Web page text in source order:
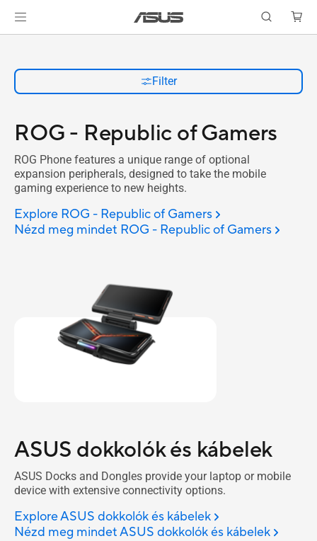
Filter
ROG - Republic of Gamers
ROG Phone features a unique range of optional
expansion peripherals, designed to take the mobile
gaming experience to new heights.
Explore ROG - Republic of Gamers
Nézd meg mindet ROG - Republic of Gamers
ASUS dokkolók és kábelek
ASUS Docks and Dongles provide your laptop or mobile
device with extensive connectivity options.
Explore ASUS dokkolók és kábelek
Nézd meg mindet ASUS dokkolók és kábelek